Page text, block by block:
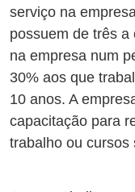
serviço na
possuem de três
na empresa num
30% aos que
10 anos. A
capacitação para
trabalho ou cursos